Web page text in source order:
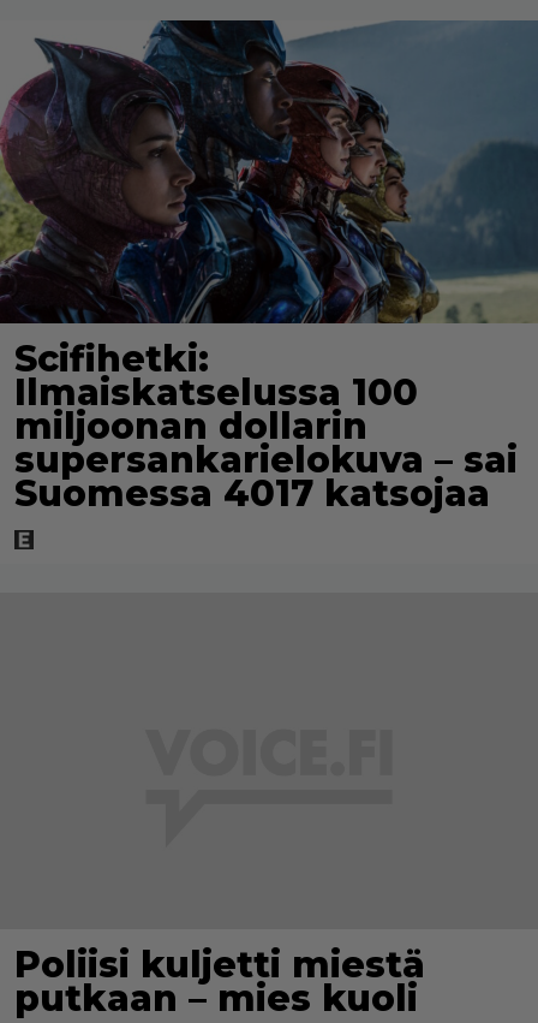
Scifihetki:
Ilmaiskatselussa 100
miljoonan dollarin
supersankarielokuva – sai
Suomessa 4017 katsojaa
Poliisi kuljetti miestä
putkaan – mies kuoli